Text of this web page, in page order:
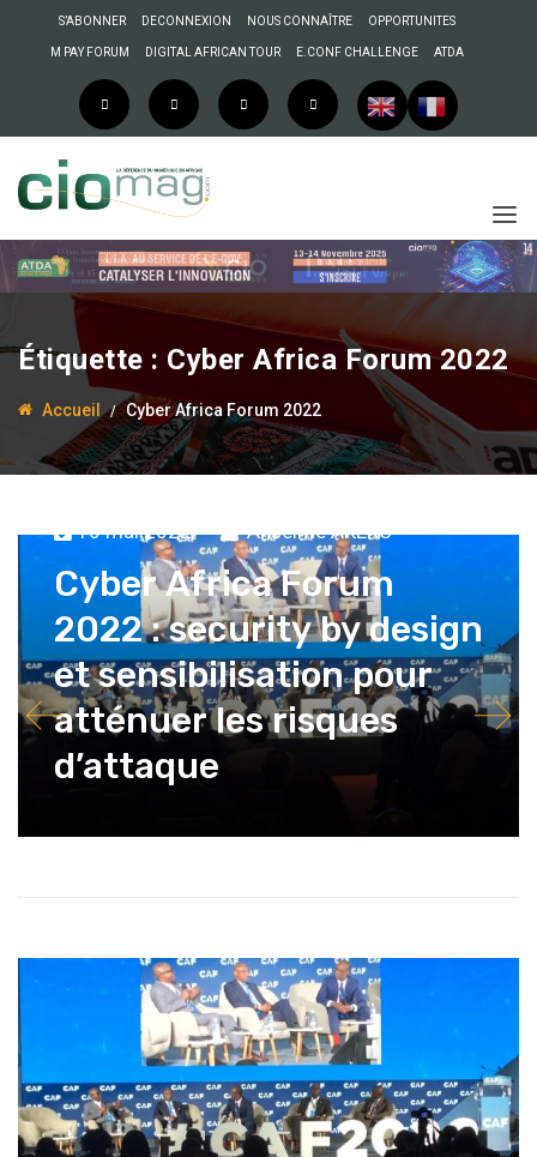
S’ABONNER DECONNEXION NOUS CONNAÎTRE OPPORTUNITES
M PAY FORUM DIGITAL AFRICAN TOUR E.CONF CHALLENGE ATDA
Étiquette : Cyber Africa Forum 2022
Accueil Cyber Africa Forum 2022
10 mai 2022 Anselme AKEKO
Cyber Africa Forum
2022 : security by design
et sensibilisation pour
atténuer les risques
d’attaque